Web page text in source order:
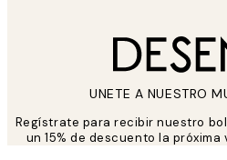
UNETE A NUESTRO
Regístrate para recibir nuestro
un 15% de descuento la